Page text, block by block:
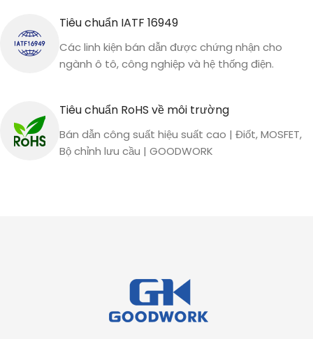
Tiêu chuẩn IATF 16949
Các linh kiện bán dẫn được chứng nhận cho
ngành ô tô, công nghiệp và hệ thống điện.
Tiêu chuẩn RoHS về môi trường
Bán dẫn công suất hiệu suất cao | Điốt, MOSFET,
Bộ chỉnh lưu cầu | GOODWORK